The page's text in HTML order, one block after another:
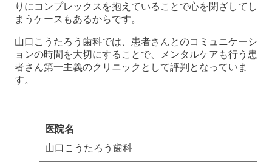
りにコンプレックスを抱えていることで心を閉ざしてし
まうケースもあるからです。
山口こうたろう歯科では、患者さんとのコミュニケーシ
ョンの時間を大切にすることで、メンタルケアも行う患
者さん第一主義のクリニックとして評判となっていま
す。
医院名
山口こうたろう歯科